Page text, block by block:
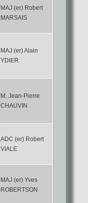
MAJ (er) Robert
MARSAIS
MAJ (er) Alain
YDIER
M. Jean-Pierre
CHAUVIN
ADC (er) Robert
VIALE
MAJ (er) Yves
ROBERTSON